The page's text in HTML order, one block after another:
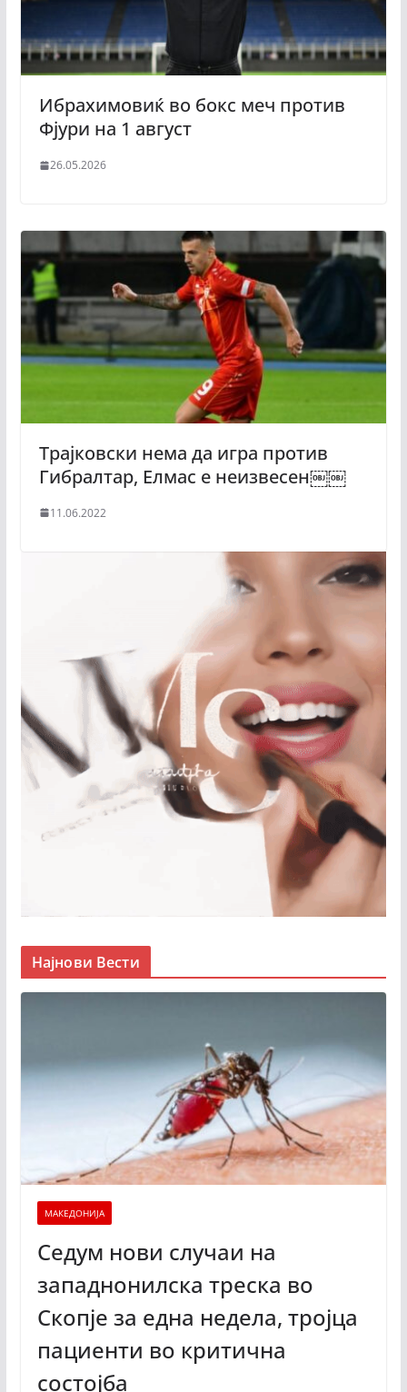
Ибрахимовиќ во бокс меч против
Фјури на 1 август
26.05.2026
Трајковски нема да игра против
Гибралтар, Елмас е неизвесен￼￼
11.06.2022
Најнови Вести
МАКЕДОНИЈА
Седум нови случаи на
западнонилска треска во
Скопје за една недела, тројца
пациенти во критична
состојба